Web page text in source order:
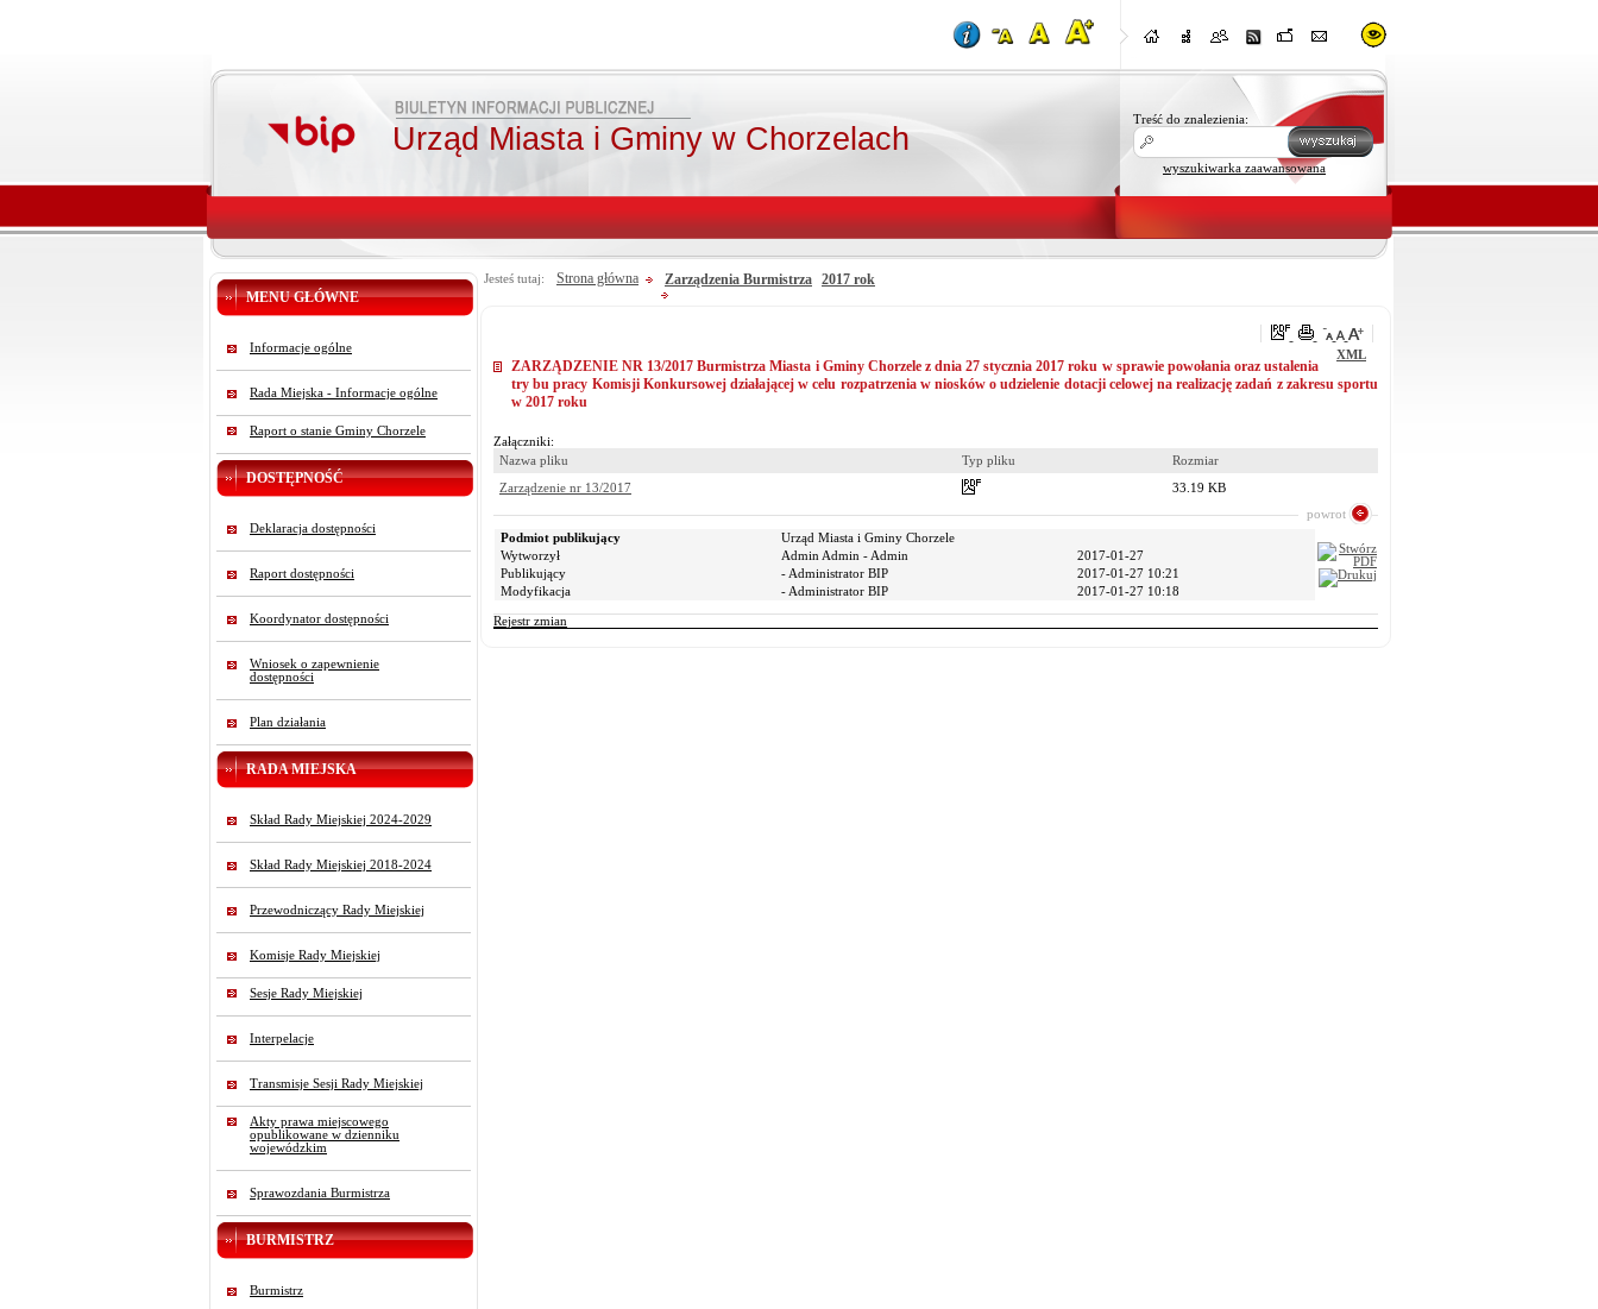
Urząd Miasta i Gminy w Chorzelach
Treść do znalezienia:
wyszukiwarka zaawansowana
MENU GŁÓWNE
Informacje ogólne
Rada Miejska - Informacje ogólne
Raport o stanie Gminy Chorzele
DOSTĘPNOŚĆ
Deklaracja dostępności
Raport dostępności
Koordynator dostępności
Wniosek o zapewnienie
dostępności
Plan działania
RADA MIEJSKA
Skład Rady Miejskiej 2024-2029
Skład Rady Miejskiej 2018-2024
Przewodniczący Rady Miejskiej
Komisje Rady Miejskiej
Sesje Rady Miejskiej
Interpelacje
Transmisje Sesji Rady Miejskiej
Akty prawa miejscowego
opublikowane w dzienniku
wojewódzkim
Sprawozdania Burmistrza
BURMISTRZ
Burmistrz
Jesteś tutaj: Strona główna Zarządzenia Burmistrza 2017 rok
XML
ZARZĄDZENIE NR 13/2017 Burmistrza Miasta i Gminy Chorzele z dnia 27 stycznia 2017 roku w sprawie powołania oraz ustalenia
try bu pracy Komisji Konkursowej działającej w celu rozpatrzenia w niosków o udzielenie dotacji celowej na realizację zadań z zakresu sportu
w 2017 roku
Załączniki:
Nazwa pliku
Typ pliku Rozmiar
Zarządzenie nr 13/2017 33.19 KB
powrot
Podmiot publikujący
Urząd Miasta i Gminy Chorzele
Wytworzył
Admin Admin - Admin
2017-01-27
Publikujący
- Administrator BIP
2017-01-27 10:21
Modyfikacja
- Administrator BIP 2017-01-27 10:18
Rejestr zmian